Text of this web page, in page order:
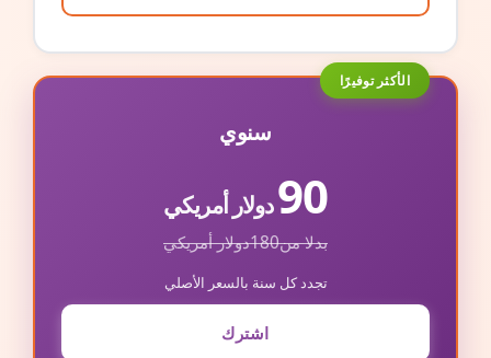
الأكثر توفيرًا
سنوي
90دولار أمريكي
بدلا من180دولار أمريكي
تجدد كل سنة بالسعر الأصلي
اشترك